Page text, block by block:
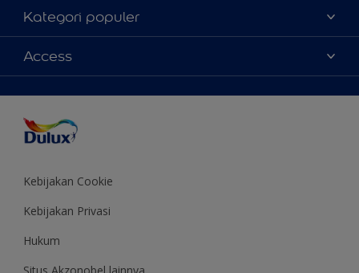
Tentang Kami
Contact us
Temukan toko
Kategori populer
Warna
Produk
Inspirasi
Saran Mendekorasi
Colour of the Year
Access
Kebijakan Cookie
Kebijakan Privasi
Hukum
Situs Akzonobel lainnya